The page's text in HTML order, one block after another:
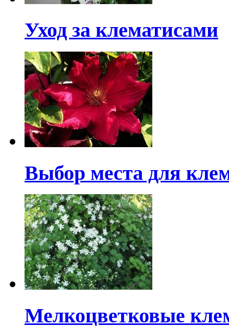
Уход за клематисами
Выбор места для
Мелкоцветковые